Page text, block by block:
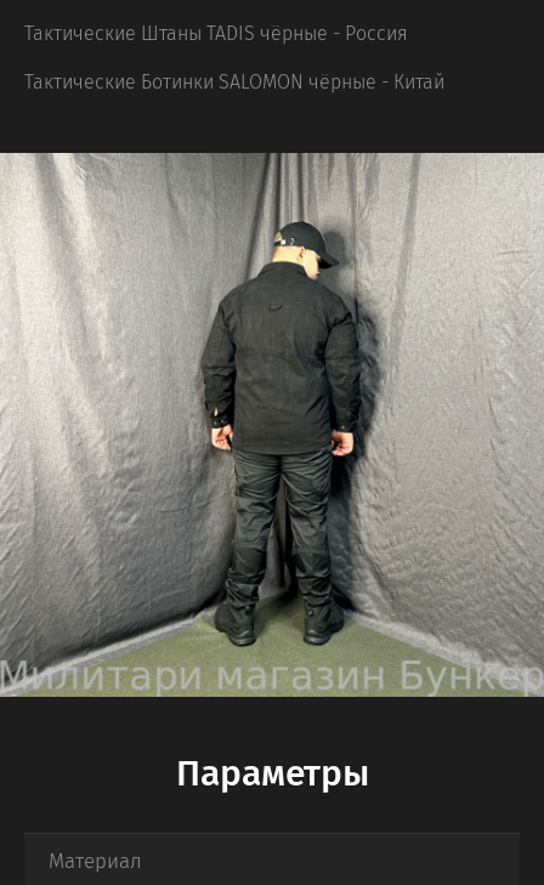
Тактические Штаны TADIS чёрные - Россия
Тактические Ботинки SALOMON чёрные - Китай
Параметры
Материал